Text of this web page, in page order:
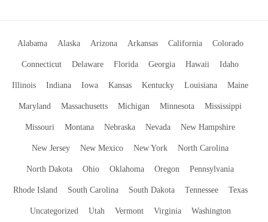
Alabama Alaska Arizona Arkansas California Colorado
Connecticut Delaware Florida Georgia Hawaii Idaho
Illinois Indiana Iowa Kansas Kentucky Louisiana Maine
Maryland Massachusetts Michigan Minnesota Mississippi
Missouri Montana Nebraska Nevada New Hampshire
New Jersey New Mexico New York North Carolina
North Dakota Ohio Oklahoma Oregon Pennsylvania
Rhode Island South Carolina South Dakota Tennessee Texas
Uncategorized Utah Vermont Virginia Washington